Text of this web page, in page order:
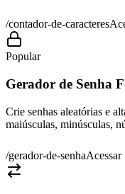
/contador-de-caracteres
Popular
Gerador de Senha
Crie senhas aleatórias e
maiúsculas, minúsculas,
/gerador-de-senhaAcessar